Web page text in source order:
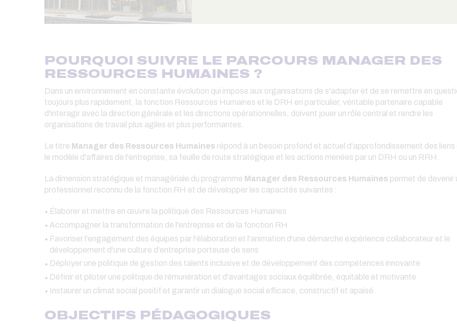
POURQUOI SUIVRE LE PARCOURS MANAGER DES
RESSOURCES HUMAINES ?
Dans un environnement en constante évolution qui impose aux organisations de s'adapter et de se remettre en
toujours plus rapidement, la fonction Ressources Humaines et le DRH en particulier, véritable partenaire capable
d'interagir avec la direction générale et les directions opérationnelles, doivent jouer un rôle central et rendre les
organisations de travail plus agiles et plus performantes.
Le titre Manager des Ressources Humaines répond à un besoin profond et actuel d'approfondissement des liens
le modèle d'affaires de l'entreprise, sa feuille de route stratégique et les actions menées par un DRH ou un RRH.
La dimension stratégique et managériale du programme Manager des Ressources Humaines permet de devenir
professionnel reconnu de la fonction RH et de développer les capacités suivantes :
Élaborer et mettre en œuvre la politique des Ressources Humaines
Accompagner la transformation de l'entreprise et de la fonction RH
Favoriser l'engagement des équipes par l'élaboration et l'animation d'une démarche expérience collaborateur et le
développement d'une culture d'entreprise porteuse de sens
Déployer une politique de gestion des talents inclusive et de développement des compétences innovante
Définir et piloter une politique de rémunération et d'avantages sociaux équilibrée, équitable et motivante
Instaurer un climat social positif et garantir un dialogue social efficace, constructif et apaisé
OBJECTIFS PÉDAGOGIQUES